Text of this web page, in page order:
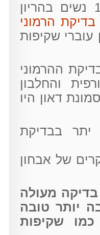
המחקר נלקחו דגימות דם מ- 19,000 נשים בהריון
הרמוני
שקיפות
ההרמוני
והחלבון
של תסמונת דאון היו
יתר בבדיקת
ובדיקות הסקר היו 854 מקרים של אבחון
מעולה
יותר טובה
שקיפות